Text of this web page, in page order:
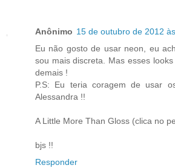
Anônimo 15 de outubro de 2012
Eu não gosto de usar neon, eu
sou mais discreta. Mas esses
demais !
P.S: Eu teria coragem de usar
Alessandra !!
A Little More Than Gloss (clica no
bjs !!
Responder